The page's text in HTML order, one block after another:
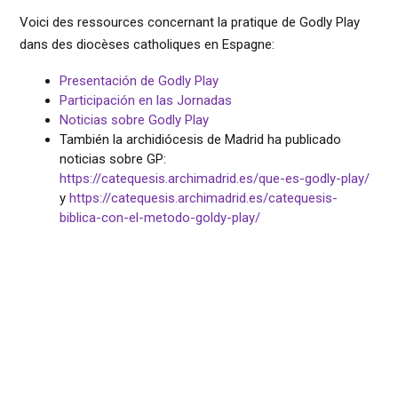
Voici des ressources concernant la pratique de Godly Play
dans des diocèses catholiques en Espagne:
Presentación de Godly Play
Participación en las Jornadas
Noticias sobre Godly Play
También la archidiócesis de Madrid ha publicado
noticias sobre GP:
https://catequesis.archimadrid.es/que-es-godly-play/
y https://catequesis.archimadrid.es/catequesis-
biblica-con-el-metodo-goldy-play/